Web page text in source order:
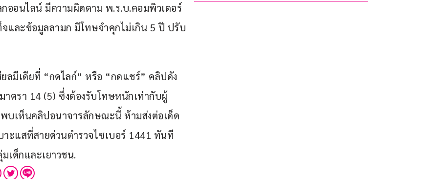
ออนไลน์ มีความผิดตาม พ.ร.บ.คอมพิวเตอร์
และข้อมูลลามก มีโทษจำคุกไม่เกิน 5 ปี ปรับ
ลมีเดียที่ “กดไลก์” หรือ “กดแชร์” คลิปดัง
ตรา 14 (5) ซึ่งต้องรับโทษหนักเท่ากับผู้
บเห็นคลิปอนาจารลักษณะนี้ ห้ามส่งต่อเด็ด
ะแสที่สายด่วนตำรวจไซเบอร์ 1441 ทันที
เด็กและเยาวชน.